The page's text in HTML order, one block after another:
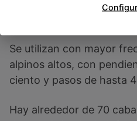
terrenos
Se utilizan con mayor
alpinos altos, con
ciento y pasos de hasta
Hay alrededor de 70